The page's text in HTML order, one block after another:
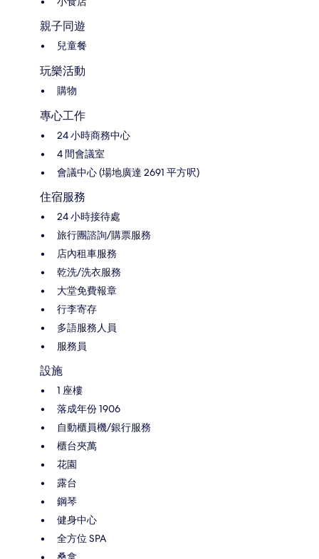
親子同遊
兒童餐
玩樂活動
購物
專心工作
24 小時商務中心
4 間會議室
會議中心 (場地廣達 2691 平方呎)
住宿服務
24 小時接待處
旅行團諮詢/購票服務
店內租車服務
乾洗/洗衣服務
大堂免費報章
行李寄存
多語服務人員
服務員
設施
1 座樓
落成年份 1906
自動櫃員機/銀行服務
櫃台夾萬
花園
露台
鋼琴
健身中心
全方位 SPA